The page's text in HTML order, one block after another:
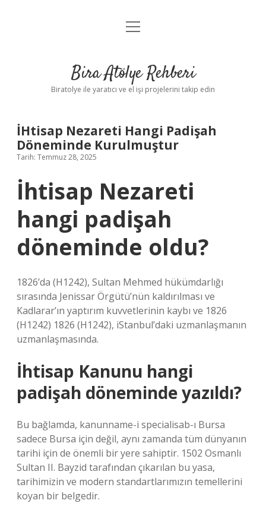
Anasayfa
Yasal Uyarı
menüyü
Bira Atölye Rehberi
Biratolye ile yaratıcı ve el işi projelerini takip edin
İHtisap Nezareti Hangi Padişah
Döneminde Kurulmuştur
Tarih: Temmuz 28, 2025
İhtisap Nezareti
hangi padişah
döneminde oldu?
1826’da (H1242), Sultan Mehmed hükümdarlığı
sırasında Jenissar Örgütü’nün kaldırılması ve
Kadlarar’ın yaptırım kuvvetlerinin kaybı ve 1826
(H1242) 1826 (H1242), iStanbul’daki uzmanlaşmanın
uzmanlaşmasında.
İhtisap Kanunu hangi
padişah döneminde yazıldı?
Bu bağlamda, kanunname-i specialisab-ı Bursa
sadece Bursa için değil, aynı zamanda tüm dünyanın
tarihi için de önemli bir yere sahiptir. 1502 Osmanlı
Sultan II. Bayzid tarafından çıkarılan bu yasa,
tarihimizin ve modern standartlarımızın temellerini
koyan bir belgedir.